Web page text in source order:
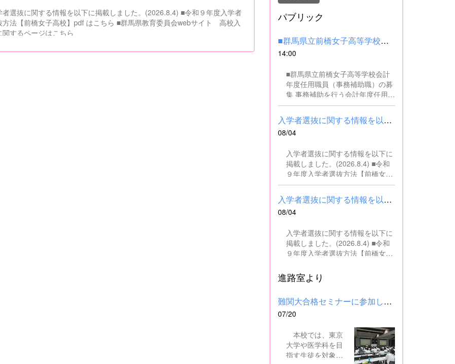
者選抜に関する情報を以下に掲載しました。(2026.8.4) ■令和９年度入学者
方法【前橋女子高校】pdf はこちら ■群馬県教育委員会webサイト 高校入
関するページはこちら
パブリック
■群馬県立前橋女子高等学校会計年度任用職員（事務補助職）の募集...
14:00
■群馬県立前橋女子高等学校会計
年度任用職員（事務補助職）の募
集 事務補助を行う会計年度任用職
員を募集します。 ■職務内容 事務
補助職に従事していただきます。
SSH（スーパーサイエンスハイス
クール）事業にかかるパソコンで
整理事務、電話対応、書類の整
理、その他事務補助業務全般 ■募
集人数 １名 ■募集対象 以下の条
件を満たしている方 基本的なパソ
コン操作（Word、Excelなど）が
できる方 なお、以下に該当する方
は、応募できませんので御了承く
条に該当する者（以下のいずれか
に該当する人） ・禁錮以上の刑に
処せられ、その執行を終わるまで
までの者 ・群馬県職員として懲戒
から2年を経過しない者 ・人事委
員会又は公平委員会の委員の職に
あって、地方公務員法第60条から
第63条までに規定する罪を犯し、
刑に処せられた者 ・日本国憲法又
はその下に成立した政府を暴力で
破壊することを主張する政党その
入学者選抜に関する情報を以下に掲載しました。(2026.8.4) ■令和...
08/04
入学者選抜に関する情報を以下に
掲載しました。(2026.8.4) ■令和
９年度入学者選抜方法【前橋女子
高校】pdf はこちら ■群馬県教育
委員会webサイト 高校入試に関
するページはこちら
入学者選抜に関する情報を以下に掲載しました。(2026.8.4) ■令和...
08/04
入学者選抜に関する情報を以下に
掲載しました。(2026.8.4) ■令和
９年度入学者選抜方法【前橋女子
委員会webサイト 高校入試に関
するページはこちら
進路室より
難関大合格セミナーに参加しました
07/20
本校では、東京
大学や医学科を目
指す生徒を対象